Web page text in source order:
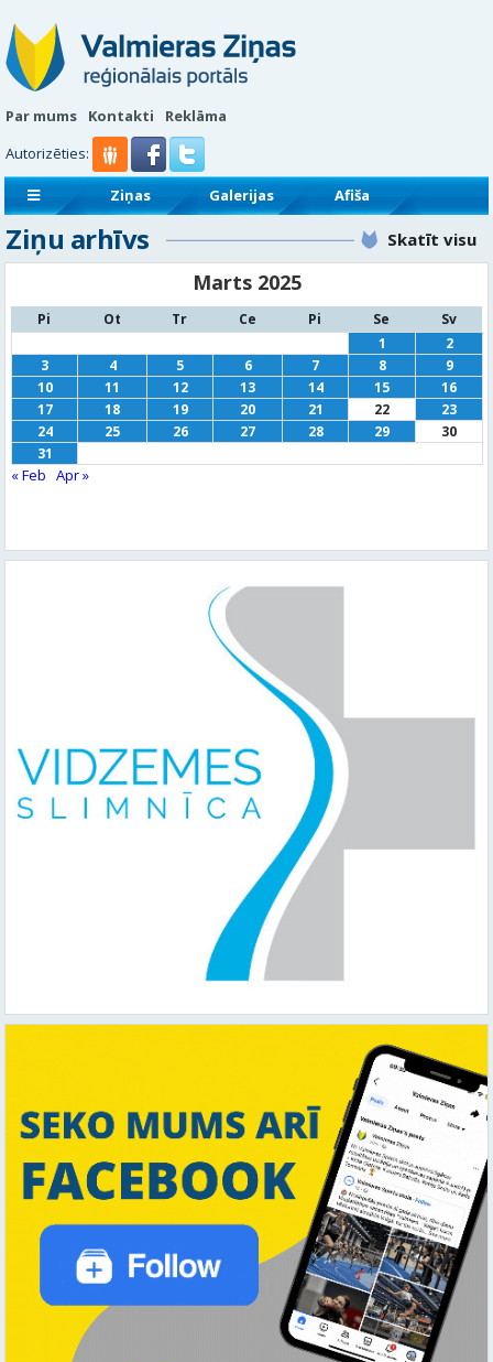
Par mums Kontakti
Reklāma
Autorizēties:
Ziņas Galerijas
Afiša
Sludinājumi
Reklāmraksti
Ziņu arhīvs Skatīt visu
Marts 2025
Pi Ot Tr Ce Pi Se
Sv
1
2
3
4 5 6 7 8
9
10
11 12 13 14 15
16
17
18 19 20 21 22
23
24
25 26 27 28 29
30
31
« Feb Apr »